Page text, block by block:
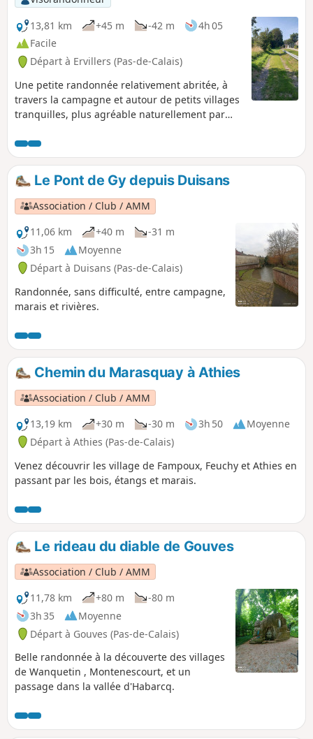
13,81 km
+45 m -42 m
4h 05
Facile
Départ à Ervillers (Pas-de-Calais)
Une petite randonnée relativement abritée, à
travers la campagne et autour de petits villages
tranquilles, plus agréable naturellement par
Le Pont de Gy depuis Duisans
Association / Club / AMM
11,06 km
+40 m
-31 m
3h 15
Moyenne
Départ à Duisans (Pas-de-Calais)
Randonnée, sans difficulté, entre campagne,
marais et rivières.
Chemin du Marasquay à Athies
Association / Club / AMM
13,19 km
+30 m -30 m 3h 50
Moyenne
Départ à Athies (Pas-de-Calais)
Venez découvrir les village de Fampoux, Feuchy et Athies en
passant par les bois, étangs et marais.
Le rideau du diable de Gouves
Association / Club / AMM
11,78 km
+80 m
-80 m
3h 35
Moyenne
Départ à Gouves (Pas-de-Calais)
Belle randonnée à la découverte des villages
de Wanquetin , Montenescourt, et un
passage dans la vallée d'Habarcq.